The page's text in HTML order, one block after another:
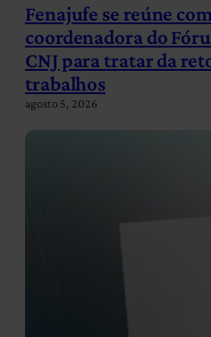
Fenajufe se reúne
coordenadora do
CNJ para tratar da
trabalhos
agosto 5, 2026